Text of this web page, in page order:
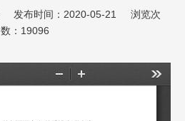
发布时间：2020-05-21
浏览次
数： 19096